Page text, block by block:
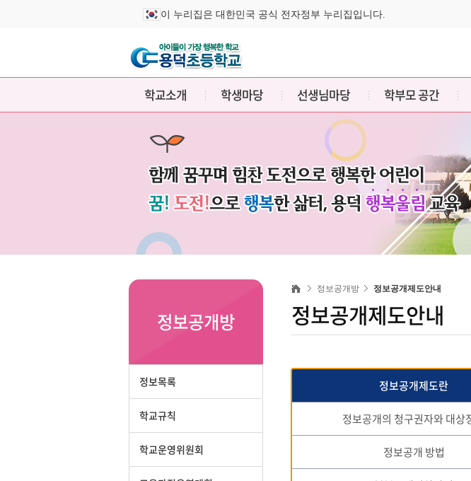
이 누리집은 대한민국 공식 전자정부 누리집입니다.
학교소개 학생마당 선생님마당 학부모 공간
정보공개방
정보목록
학교규칙
학교운영위원회
정보공개방 정보공개제도안내
정보공개제도안내
정보공개제도란
정보공개의 청구권자와 대상
정보공개 방법